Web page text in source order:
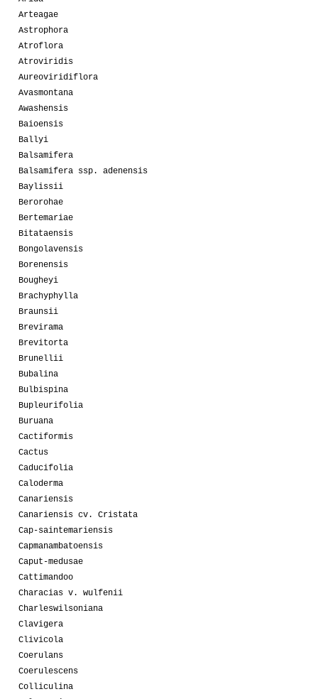
Arteagae
Astrophora
Atroflora
Atroviridis
Aureoviridiflora
Avasmontana
Awashensis
Baioensis
Ballyi
Balsamifera
Balsamifera ssp. adenensis
Baylissii
Berorohae
Bertemariae
Bitataensis
Bongolavensis
Borenensis
Bougheyi
Brachyphylla
Braunsii
Brevirama
Brevitorta
Brunellii
Bubalina
Bulbispina
Bupleurifolia
Buruana
Cactiformis
Cactus
Caducifolia
Caloderma
Canariensis
Canariensis cv. Cristata
Cap-saintemariensis
Capmanambatoensis
Caput-medusae
Cattimandoo
Characias v. wulfenii
Charleswilsoniana
Clavigera
Clivicola
Coerulans
Coerulescens
Colliculina